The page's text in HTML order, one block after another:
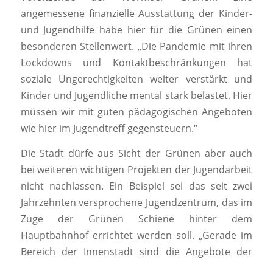
angemessene finanzielle Ausstattung der Kinder-
und Jugendhilfe habe hier für die Grünen einen
besonderen Stellenwert. „Die Pandemie mit ihren
Lockdowns und Kontaktbeschränkungen hat
soziale Ungerechtigkeiten weiter verstärkt und
Kinder und Jugendliche mental stark belastet. Hier
müssen wir mit guten pädagogischen Angeboten
wie hier im Jugendtreff gegensteuern.“
Die Stadt dürfe aus Sicht der Grünen aber auch
bei weiteren wichtigen Projekten der Jugendarbeit
nicht nachlassen. Ein Beispiel sei das seit zwei
Jahrzehnten versprochene Jugendzentrum, das im
Zuge der Grünen Schiene hinter dem
Hauptbahnhof errichtet werden soll. „Gerade im
Bereich der Innenstadt sind die Angebote der